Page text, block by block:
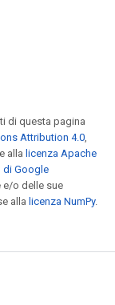
di questa pagina
Attribution 4.0,
alla licenza Apache
di Google
e/o delle sue
alla licenza NumPy.